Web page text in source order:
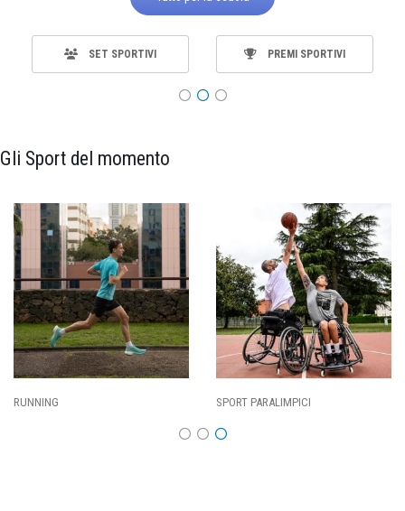
SET SPORTIVI PREMI SPORTIVI
Gli Sport del momento
SPORT PARALIMPICI